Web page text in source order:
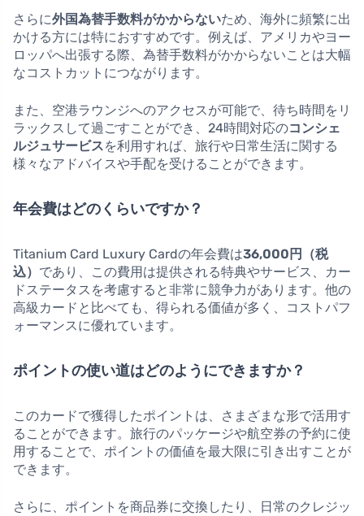
さらに外国為替手数料がかからないため、海外に頻繁に出
かける方には特におすすめです。例えば、アメリカやヨー
ロッパへ出張する際、為替手数料がかからないことは大幅
なコストカットにつながります。
また、空港ラウンジへのアクセスが可能で、待ち時間をリ
ラックスして過ごすことができ、24時間対応のコンシェ
ルジュサービスを利用すれば、旅行や日常生活に関する
様々なアドバイスや手配を受けることができます。
年会費はどのくらいですか？
Titanium Card Luxury Cardの年会費は36,000円（税
込） であり、この費用は提供される特典やサービス、カー
ドステータスを考慮すると非常に競争力があります。他の
高級カードと比べても、得られる価値が多く、コストパフ
ォーマンスに優れています。
ポイントの使い道はどのようにできますか？
このカードで獲得したポイントは、さまざまな形で活用す
ることができます。旅行のパッケージや航空券の予約に使
用することで、ポイントの価値を最大限に引き出すことが
できます。
さらに、ポイントを商品券に交換したり、日常のクレジッ